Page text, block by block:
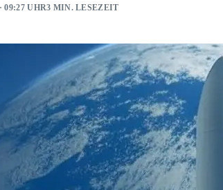
09:27 UHR3 MIN. LESEZEIT